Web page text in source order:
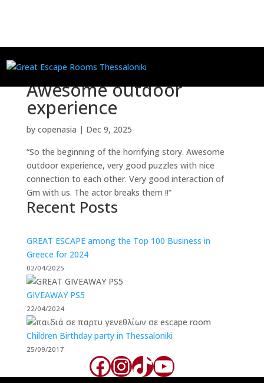
Awesome outdoor
experience
by copenasia | Dec 9, 2025
“So the beginning of the horrifying story. Awesome
outdoor experience, very good puzzles with nice
connection to each other. Very good interaction of
Gm with us. The actor breaks them !!”
Recent Posts
GREAT ESCAPE among the Top 100 Business in
Greece for 2024
02/04/2025
GIVEAWAY PS5
22/04/2024
Children Birthday party in Thessaloniki
25/09/2017
Facebook
Instagram
TikTok
YouTube